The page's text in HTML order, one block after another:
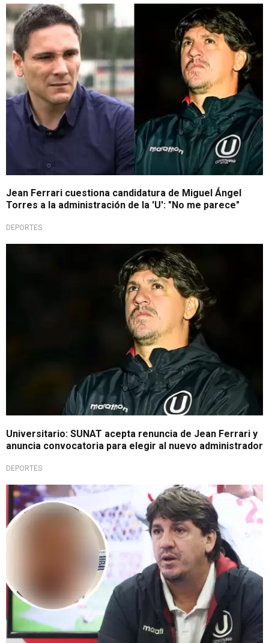
Con todo
Jean Ferrari cuestiona candidatura de Miguel Ángel
Torres a la administración de la 'U': "No me parece"
DEPORTES
Universitario: SUNAT acepta renuncia de Jean Ferrari y
anuncia convocatoria para elegir al nuevo administrador
DEPORTES
Momento del adiós